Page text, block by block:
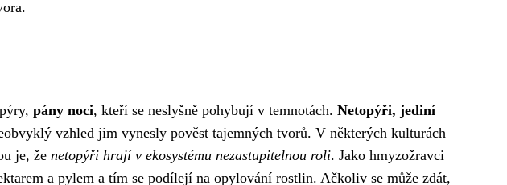
pány noci, kteří se neslyšně pohybují v temnotách. Netopýři, jediní
vzhled jim vynesly pověst tajemných tvorů. V některých kulturách
je, že netopýři hrají v ekosystému nezastupitelnou roli. Jako hmyzožravci
a pylem a tím se podílejí na opylování rostlin. Ačkoliv se může zdát,